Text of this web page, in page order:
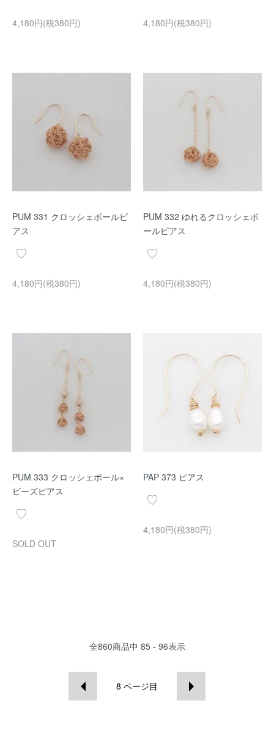
4,180円(税380円) 4,180円(税380円)
PUM 331 クロッシェボールピ
アス
4,180円(税380円)
PUM 332 ゆれるクロッシェボ
ールピアス
4,180円(税380円)
PUM 333 クロッシェボール×
ビーズピアス
SOLD OUT
PAP 373 ピアス
4,180円(税380円)
全860商品中 85 - 96表示
8 ページ目